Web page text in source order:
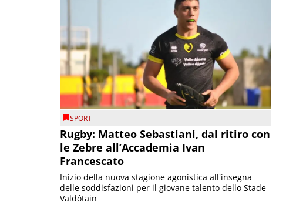
SPORT
Rugby: Matteo Sebastiani, dal ritiro con
le Zebre all’Accademia Ivan
Francescato
Inizio della nuova stagione agonistica all'insegna
delle soddisfazioni per il giovane talento dello Stade
Valdôtain